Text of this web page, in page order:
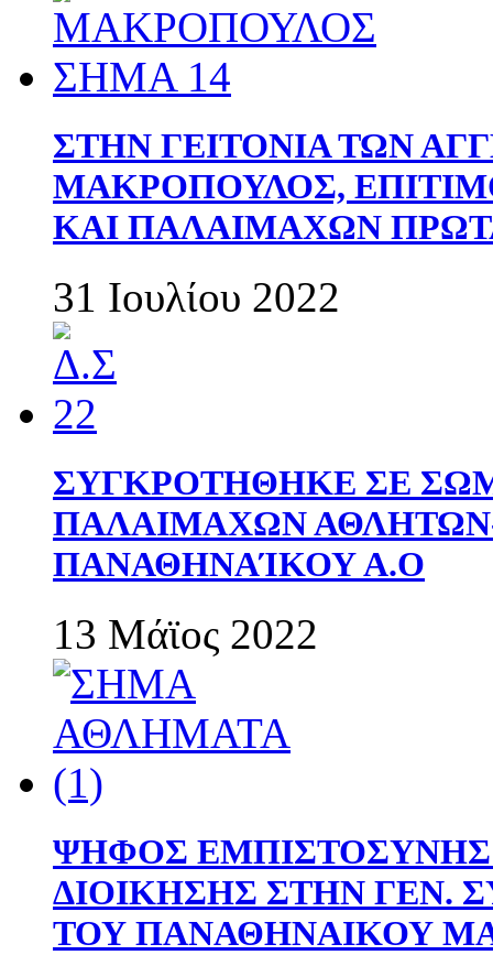
ΣΤΗΝ ΓΕΙΤΟΝΙΑ ΤΩΝ
ΜΑΚΡΟΠΟΥΛΟΣ,
ΚΑΙ ΠΑΛΑΙΜΑΧΩΝ
31 Ιουλίου 2022
ΣΥΓΚΡΟΤΗΘΗΚΕ ΣΕ
ΠΑΛΑΙΜΑΧΩΝ
ΠΑΝΑΘΗΝΑΊΚΟΥ Α.Ο
13 Μάϊος 2022
ΨΗΦΟΣ
ΔΙΟΙΚΗΣΗΣ ΣΤΗΝ ΓΕΝ.
ΤΟΥ ΠΑΝΑΘΗΝΑΙΚΟΥ